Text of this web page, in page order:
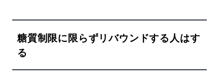
糖質制限に限らずリバウンドする人はす
る